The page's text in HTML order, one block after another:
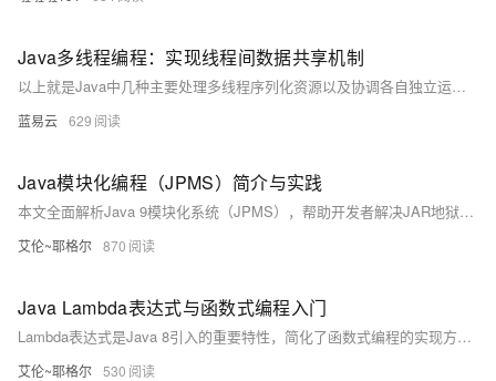
Java多线程编程：实现线程间数据共享机制
以上就是Java中几种主要处理多线程序列化资源以及协调各自独立运行但需相互配合以完成任务threads 的技术手段与策略。正确应用上述技术将大大增强你程序稳定性与效率同时也降低bug出现率因此深刻理解每项技术背后理论至关重要.
蓝易云 629
Java模块化编程（JPMS）简介与实践
本文全面解析Java 9模块化系统（JPMS），帮助开发者解决JAR地狱、类路径冲突等常见问题，提升代码的封装性、性能与可维护性。内容涵盖模块化核心概念、module-info语法、模块声明、实战迁移、多模块项目构建、高级特性及最佳实践，同时提供常见问题和面试高频题解析，助你掌握Java模块化编程精髓，打造更健壮的应用。
艾伦~耶格尔 870
Java Lambda表达式与函数式编程入门
Lambda表达式是Java 8引入的重要特性，简化了函数式编程的实现方式。它通过简洁的语法替代传统的匿名内部类，使代码更清晰、易读。本文深入讲解Lambda表达式的基本语法、函数式接口、方法引用等核心概念，并结合集合操作、线程处理、事件回调等实战案例，帮助开发者掌握现代Java编程技巧。同时，还解析了面试中高频出现的相关问题，助你深入理解其原理与应用场景。
艾伦~耶格尔 530